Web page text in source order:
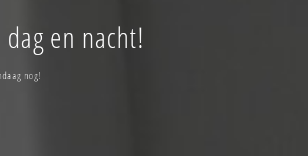
en nacht!
nog!